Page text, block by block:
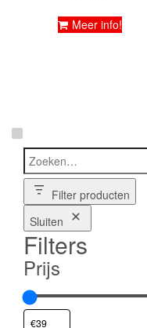
Meer info!
Zoeken
Filter producten
Sluiten
Filters
Prijs